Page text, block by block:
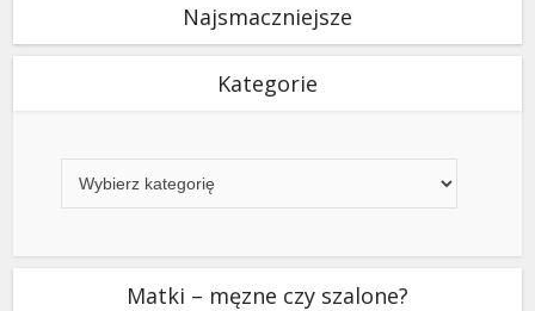
Najsmaczniejsze
Kategorie
Matki – męzne czy szalone?